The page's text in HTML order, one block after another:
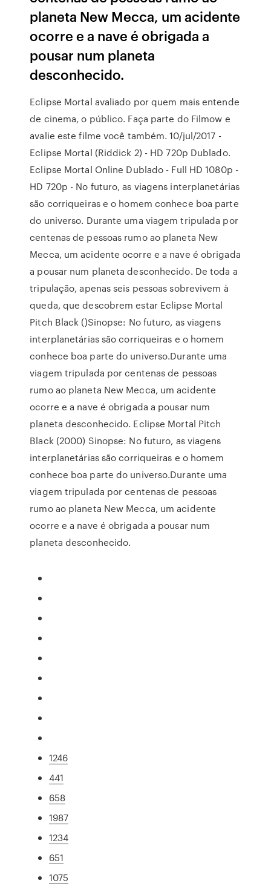
planeta New Mecca, um acidente
ocorre e a nave é obrigada a
pousar num planeta
desconhecido.
Eclipse Mortal avaliado por quem mais entende
de cinema, o público. Faça parte do Filmow e
avalie este filme você também. 10/jul/2017 -
Eclipse Mortal (Riddick 2) - HD 720p Dublado.
Eclipse Mortal Online Dublado - Full HD 1080p -
HD 720p - No futuro, as viagens interplanetárias
são corriqueiras e o homem conhece boa parte
do universo. Durante uma viagem tripulada por
centenas de pessoas rumo ao planeta New
Mecca, um acidente ocorre e a nave é obrigada
a pousar num planeta desconhecido. De toda a
tripulação, apenas seis pessoas sobrevivem à
queda, que descobrem estar Eclipse Mortal
Pitch Black ()Sinopse: No futuro, as viagens
interplanetárias são corriqueiras e o homem
conhece boa parte do universo.Durante uma
viagem tripulada por centenas de pessoas
rumo ao planeta New Mecca, um acidente
ocorre e a nave é obrigada a pousar num
planeta desconhecido. Eclipse Mortal Pitch
Black (2000) Sinopse: No futuro, as viagens
interplanetárias são corriqueiras e o homem
conhece boa parte do universo.Durante uma
viagem tripulada por centenas de pessoas
rumo ao planeta New Mecca, um acidente
ocorre e a nave é obrigada a pousar num
planeta desconhecido.
1246
441
658
1987
1234
651
1075